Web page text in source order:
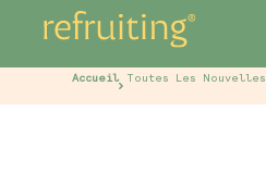
Accueil Toutes Les Nouvelles